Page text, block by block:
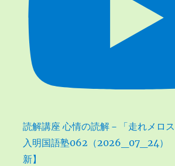
読解講座 心情の読解－「走れメロ
入明国語塾062（2026_07_24）
新】